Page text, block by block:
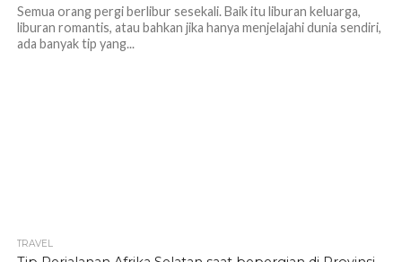
Semua orang pergi berlibur sesekali. Baik itu liburan keluarga,
liburan romantis, atau bahkan jika hanya menjelajahi dunia sendiri,
ada banyak tip yang...
TRAVEL